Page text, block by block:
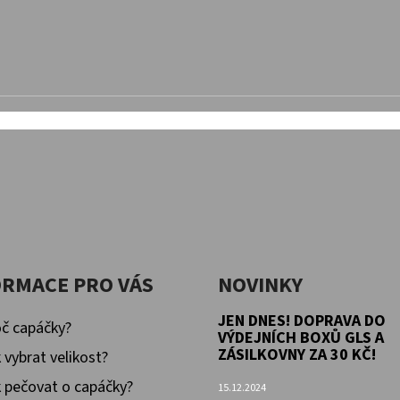
PRO VÁS
capáčky?
vybrat velikost?
pečovat o capáčky?
NOVINKY
JEN DNES! DOPRAVA DO
VÝDEJNÍCH BOXŮ GLS A
ZÁSILKOVNY ZA 30 KČ!
15.12.2024